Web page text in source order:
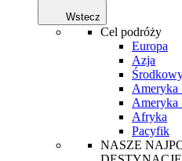
Wstecz
Cel podróży
Europa
Azja
Ameryka
Ameryka
Afryka
Pacyfik
NASZE